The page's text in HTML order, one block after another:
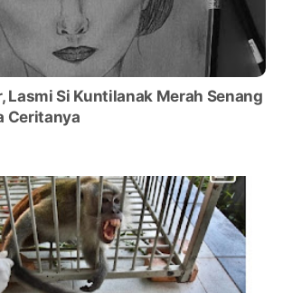
Lasmi Si Kuntilanak Merah Senang
Ceritanya